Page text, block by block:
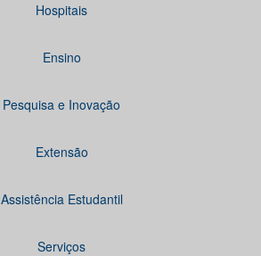
Hospitais
Ensino
Pesquisa e Inovação
Extensão
Assistência Estudantil
Serviços